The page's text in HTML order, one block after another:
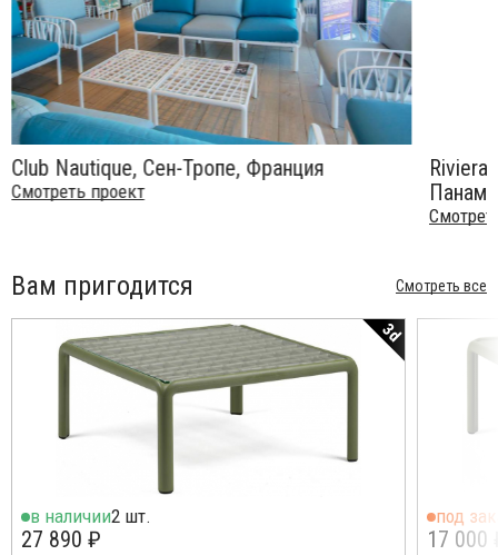
Club Nautique, Сен-Тропе, Франция
Смотреть проект
Riviera
Панама
Вам пригодится Смотреть все
3d
в наличии2 шт.
27 890 ₽
под
17 000